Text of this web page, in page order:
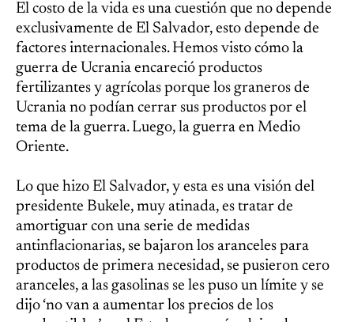
El costo de la vida es una cuestión que no depende
exclusivamente de El Salvador, esto depende de
factores internacionales. Hemos visto cómo la
guerra de Ucrania encareció productos
fertilizantes y agrícolas porque los graneros de
Ucrania no podían cerrar sus productos por el
tema de la guerra. Luego, la guerra en Medio
Oriente.
Lo que hizo El Salvador, y esta es una visión del
presidente Bukele, muy atinada, es tratar de
amortiguar con una serie de medidas
antinflacionarias, se bajaron los aranceles para
productos de primera necesidad, se pusieron cero
aranceles, a las gasolinas se les puso un límite y se
dijo ‘no van a aumentar los precios de los